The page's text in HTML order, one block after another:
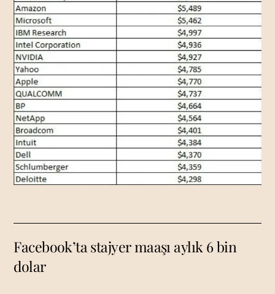
Facebook’ta stajyer maaşı aylık 6 bin
dolar